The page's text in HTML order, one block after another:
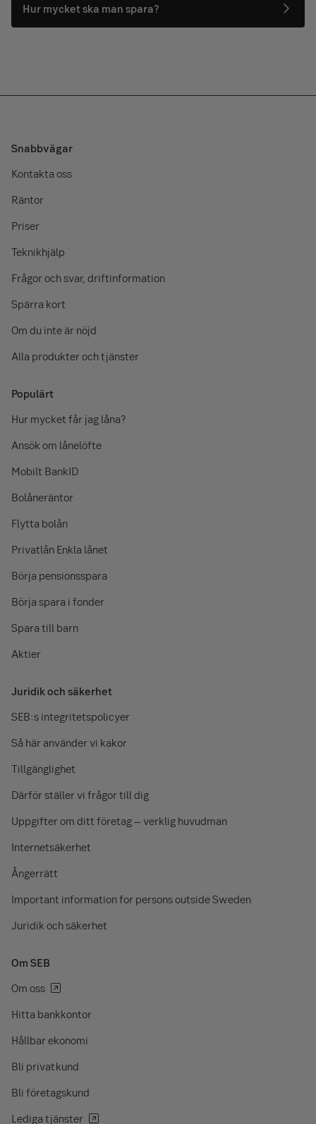
Hur mycket ska man spara?
Snabbvägar
Kontakta oss
Räntor
Priser
Teknikhjälp
Frågor och svar, driftinformation
Spärra kort
Om du inte är nöjd
Alla produkter och tjänster
Populärt
Hur mycket får jag låna?
Ansök om lånelöfte
Mobilt BankID
Bolåneräntor
Flytta bolån
Privatlån Enkla lånet
Börja pensionsspara
Börja spara i fonder
Spara till barn
Aktier
Juridik och säkerhet
SEB:s integritetspolicyer
Så här använder vi kakor
Tillgänglighet
Därför ställer vi frågor till dig
Uppgifter om ditt företag – verklig huvudman
Internetsäkerhet
Ångerrätt
Important information for persons outside Sweden
Juridik och säkerhet
Om SEB
Om oss
Hitta bankkontor
Hållbar ekonomi
Bli privatkund
Bli företagskund
Lediga tjänster